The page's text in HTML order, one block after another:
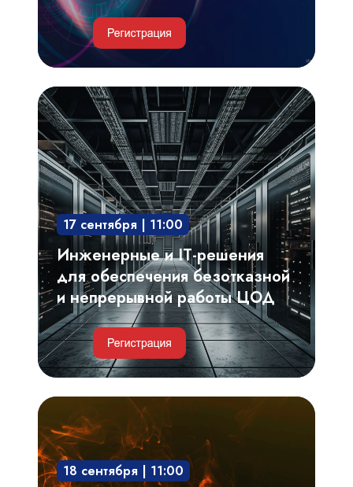
Инженерные
и
IT-
решения
для
обеспечения
безотказной
и
непрерывной
работы
ЦОД
17 сентября | 11:00
Инженерные и IT-решения
для обеспечения безотказной
и непрерывной работы ЦОД
Критерии
выбора,
проектирование
системы18 сентября | 11:00